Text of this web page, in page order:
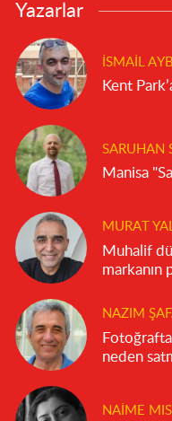
Yazarlar
İSMAIL
Kent
SARUHAN
Manisa
MURAT
Muhalif
markanın
NAZIM
neden
NAIME